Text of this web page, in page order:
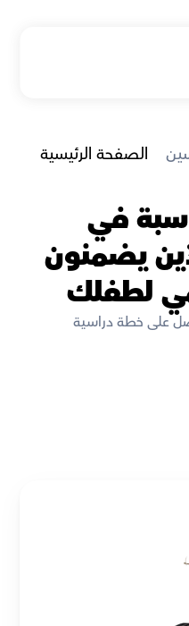
الصفحة الرئيسية
مدرسون المحاسبة في
الإسكندرية الذين يضمنون
لطفلك
احجز معلم محاسبة خاص واحصل على خطة دراسية